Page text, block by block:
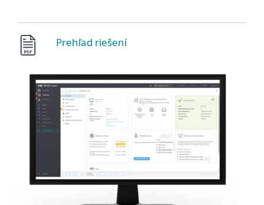
Prehľad riešení